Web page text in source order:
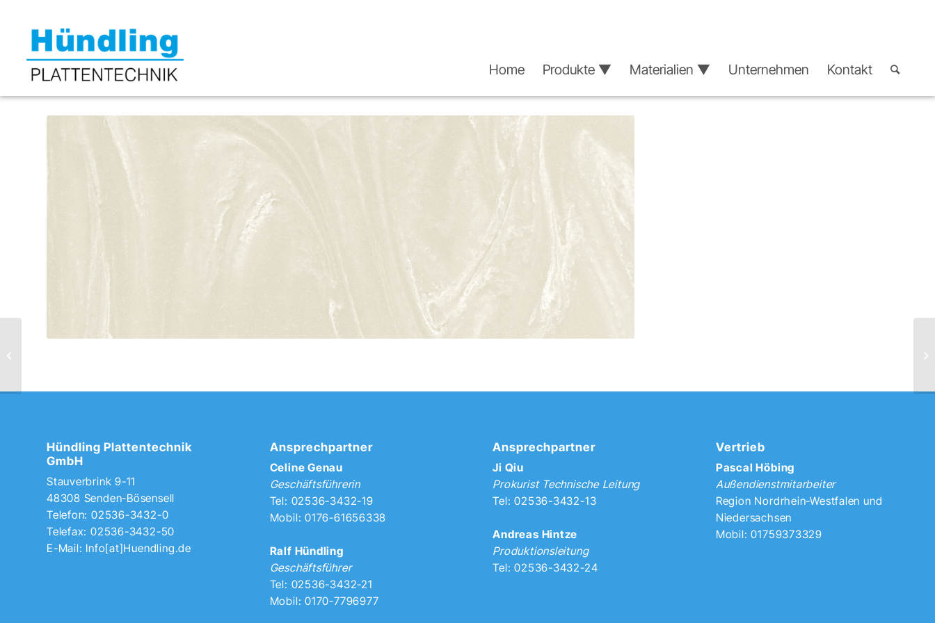
Home Produkte ▼ Materialien ▼ Unternehmen Kontakt
Hündling Plattentechnik
GmbH
Stauverbrink 9-11
48308 Senden-Bösensell
Telefon: 02536-3432-0
Telefax: 02536-3432-50
E-Mail: Info[at]Huendling.de
Ansprechpartner
Celine Genau
Geschäftsführerin
Tel: 02536-3432-19
Mobil: 0176-61656338
Ralf Hündling
Geschäftsführer
Tel: 02536-3432-21
Mobil: 0170-7796977
Ansprechpartner
Ji Qiu
Prokurist Technische Leitung
Tel: 02536-3432-13
Andreas Hintze
Produktionsleitung
Tel: 02536-3432-24
Vertrieb
Pascal Höbing
Außendienstmitarbeiter
Region Nordrhein-Westfalen und
Niedersachsen
Mobil: 01759373329